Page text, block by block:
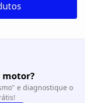
motor?
e diagnostique o